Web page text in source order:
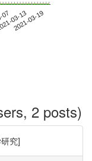
03-13
2021-03-19
2 posts)
究]